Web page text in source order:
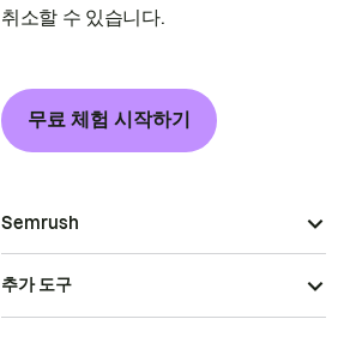
취소할 수 있습니다.
무료 체험 시작하기
Semrush
추가 도구